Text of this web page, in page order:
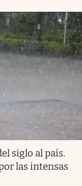
siglo al país.
las intensas